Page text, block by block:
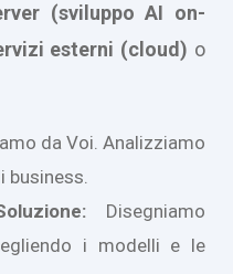
(sviluppo AI on-
esterni (cloud) o
da Voi. Analizziamo
business.
Disegniamo
i modelli e le